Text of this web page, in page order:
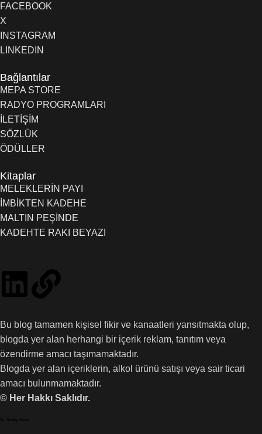
FACEBOOK
X
INSTAGRAM
LINKEDIN
Bağlantılar
MEPA STORE
RADYO PROGRAMLARI
İLETİŞİM
SÖZLÜK
ÖDÜLLER
Kitaplar
MELEKLERİN PAYI
İMBİKTEN KADEHE
MALTIN PEŞİNDE
KADEHTE RAKI BEYAZI
Bu blog tamamen kişisel fikir ve kanaatleri yansıtmakta olup,
blogda yer alan herhangi bir içerik reklam, tanıtım veya
özendirme amacı taşımamaktadır.
Blogda yer alan içeriklerin, alkol ürünü satışı veya sair ticari
amacı bulunmamaktadır.
© Her Hakkı Saklıdır.